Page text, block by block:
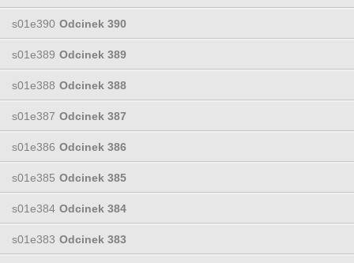
s01e390 Odcinek 390
s01e389 Odcinek 389
s01e388 Odcinek 388
s01e387 Odcinek 387
s01e386 Odcinek 386
s01e385 Odcinek 385
s01e384 Odcinek 384
s01e383 Odcinek 383